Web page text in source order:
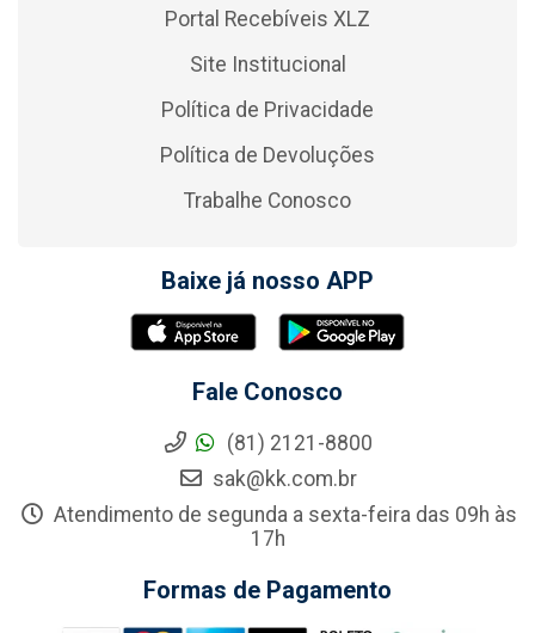
Portal Recebíveis XLZ
Site Institucional
Política de Privacidade
Política de Devoluções
Trabalhe Conosco
Baixe já nosso APP
Fale Conosco
(81) 2121-8800
sak@kk.com.br
Atendimento de segunda a sexta-feira das 09h às
17h
Formas de Pagamento